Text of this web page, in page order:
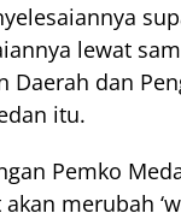
lewat
Daerah dan
itu.
Pemko
merubah